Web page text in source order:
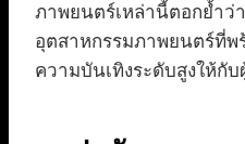
ภาพยนตร์เหล่านี้ตอกย้ำว่
อุตสาหกรรมภาพยนตร์ที่
ความบันเทิงระดับสูงให้กับ